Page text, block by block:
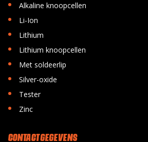
• Alkaline knoopcellen
• Li-Ion
• Lithium
• Lithium knoopcellen
• Met soldeerlip
• Silver-oxide
• Tester
• Zinc
CONTACT GEGEVENS